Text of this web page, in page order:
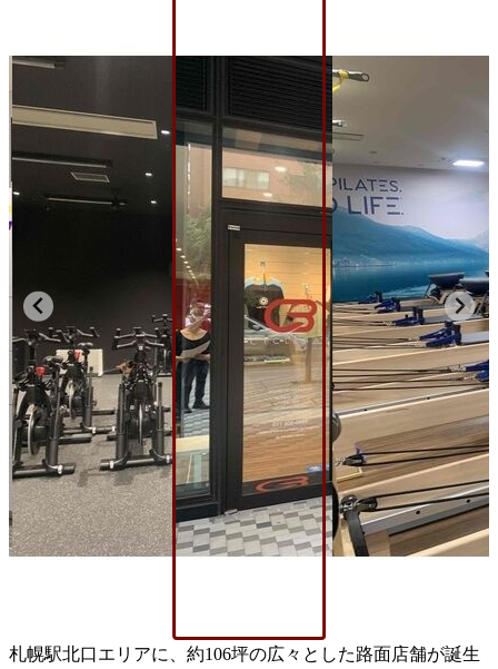
札幌駅北口エリアに、約106坪の広々とした路面店舗が誕生